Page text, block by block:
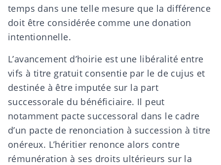
temps dans une telle mesure que la différence
doit être considérée comme une donation
intentionnelle.
L’avancement d’hoirie est une libéralité entre
vifs à titre gratuit consentie par le de cujus et
destinée à être imputée sur la part
successorale du bénéficiaire. Il peut
notamment pacte successoral dans le cadre
d’un pacte de renonciation à succession à titre
onéreux. L’héritier renonce alors contre
rémunération à ses droits ultérieurs sur la